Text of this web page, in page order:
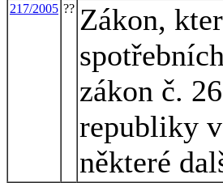
217/2005 ?? Zákon,
zákon č.
republiky
některé